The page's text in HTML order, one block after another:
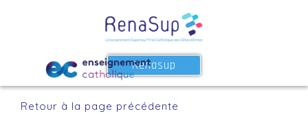
Renasup
Retour à la page précédente